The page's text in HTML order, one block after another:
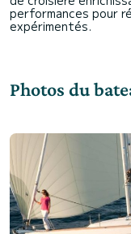
performances pour
Photos du